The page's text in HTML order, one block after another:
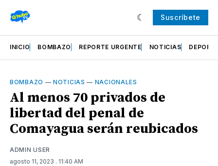
Suscríbete
INICIO BOMBAZO REPORTE URGENTE NOTICIAS
BOMBAZO —NOTICIAS — NACIONALES
Al menos 70 privados de
libertad del penal de
Comayagua serán reubicados
ADMIN USER
agosto 11, 2023 . 11:40 AM